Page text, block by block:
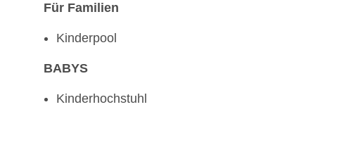
Für Familien
Kinderpool
BABYS
Kinderhochstuhl